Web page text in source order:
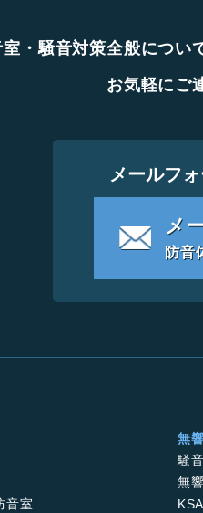
室・騒音対策全般につ
お気軽にご
メールフ
メ
防音
音室
無
騒
無